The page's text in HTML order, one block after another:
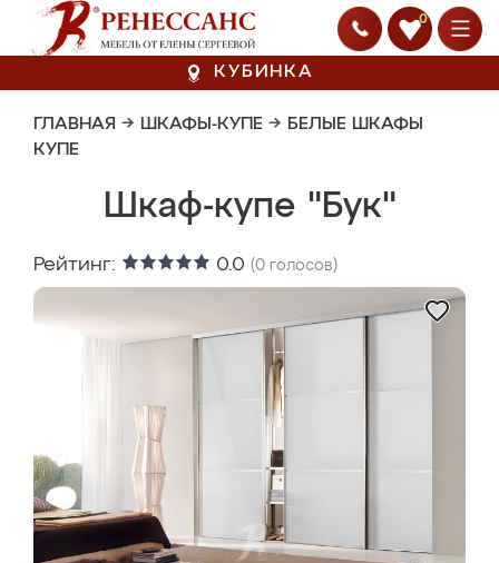
0
КУБИНКА
ГЛАВНАЯ → ШКАФЫ-КУПЕ → БЕЛЫЕ ШКАФЫ
КУПЕ
Шкаф-купе "Бук"
Рейтинг: 0.0 (0 голосов)